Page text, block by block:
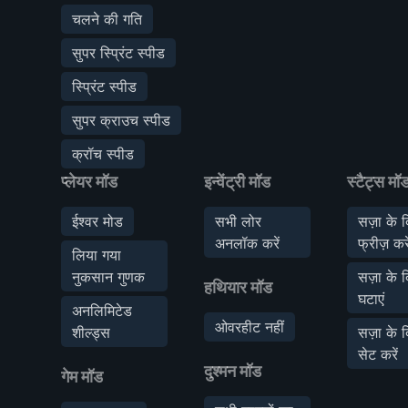
चलने की गति
सुपर स्प्रिंट स्पीड
स्प्रिंट स्पीड
सुपर क्राउच स्पीड
क्रॉच स्पीड
प्लेयर मॉड
ईश्वर मोड
लिया गया
नुकसान गुणक
अनलिमिटेड
शील्ड्स
गेम मॉड
इन्वेंट्री मॉड
सभी लोर
अनलॉक करें
हथियार मॉड
ओवरहीट नहीं
दुश्मन मॉड
स्टैट्स
सज़ा के
फ्रीज़
सज़ा के
घटाएं
सज़ा के
सेट करें